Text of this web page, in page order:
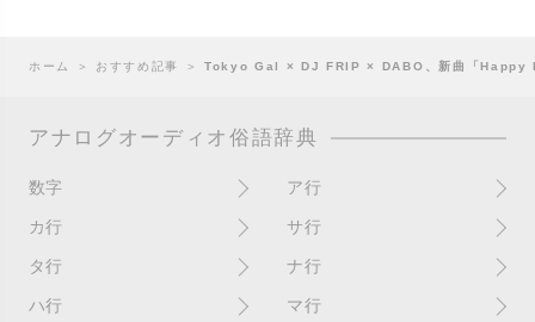
ホーム ＞ おすすめ記事 ＞Tokyo Gal × DJ FRIP × DABO、新曲「Happy
アナログオーディオ俗語辞典
数字
10インチ
4チャンネル
ア行
RPM(33,45)
赤盤
アセテート盤
カ行
書き込み
歌詞記載ジャケット
サ行
サイン
CDJ
タ行
ターンテーブル
ナ行
2枚使い
ハ行 マ行